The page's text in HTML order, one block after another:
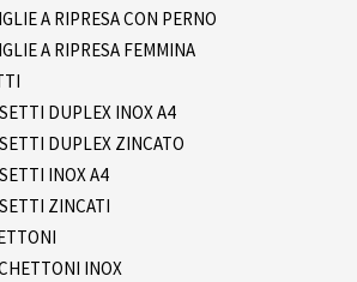
A RIPRESA CON PERNO
A RIPRESA FEMMINA
DUPLEX INOX A4
DUPLEX ZINCATO
INOX A4
ZINCATI
INOX